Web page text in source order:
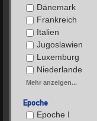
Dänemark
Frankreich
Italien
Jugoslawien
Luxemburg
Niederlande
Mehr anzeigen...
Epoche
Epoche I